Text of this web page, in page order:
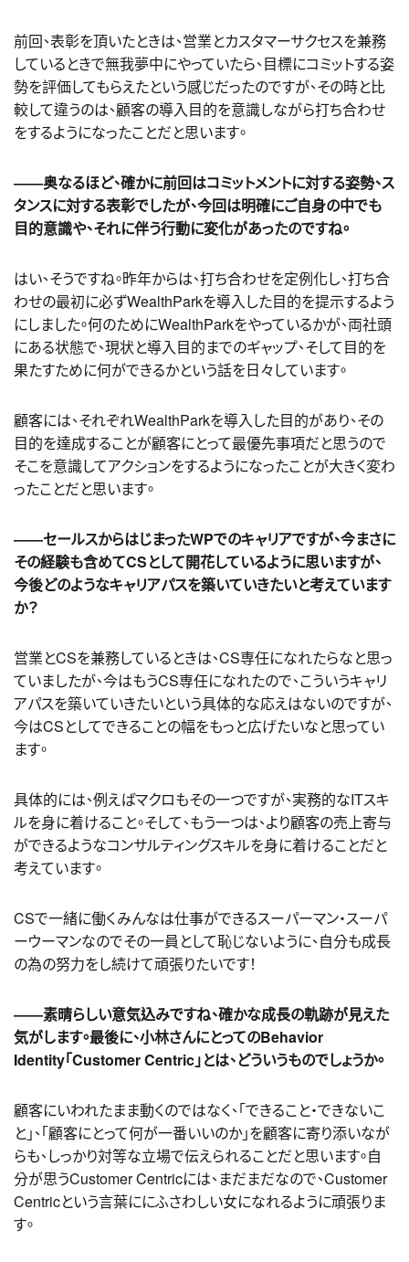
前回、表彰を頂いたときは、営業とカスタマーサクセスを兼務
しているときで無我夢中にやっていたら、目標にコミットする姿
勢を評価してもらえたという感じだったのですが、その時と比
較して違うのは、顧客の導入目的を意識しながら打ち合わせ
をするようになったことだと思います。
――奥なるほど、確かに前回はコミットメントに対する姿勢、ス
タンスに対する表彰でしたが、今回は明確にご自身の中でも
目的意識や、それに伴う行動に変化があったのですね。
はい、そうですね。昨年からは、打ち合わせを定例化し、打ち合
わせの最初に必ずWealthParkを導入した目的を提示するよう
にしました。何のためにWealthParkをやっているかが、両社頭
にある状態で、現状と導入目的までのギャップ、そして目的を
果たすために何ができるかという話を日々しています。
顧客には、それぞれWealthParkを導入した目的があり、その
目的を達成することが顧客にとって最優先事項だと思うので
そこを意識してアクションをするようになったことが大きく変わ
ったことだと思います。
――セールスからはじまったWPでのキャリアですが、今まさに
その経験も含めてCSとして開花しているように思いますが、
今後どのようなキャリアパスを築いていきたいと考えています
か？
営業とCSを兼務しているときは、CS専任になれたらなと思っ
ていましたが、今はもうCS専任になれたので、こういうキャリ
アパスを築いていきたいという具体的な応えはないのですが、
今はCSとしてできることの幅をもっと広げたいなと思ってい
ます。
具体的には、例えばマクロもその一つですが、実務的なITスキ
ルを身に着けること。そして、もう一つは、より顧客の売上寄与
ができるようなコンサルティングスキルを身に着けることだと
考えています。
CSで一緒に働くみんなは仕事ができるスーパーマン・スーパ
ーウーマンなのでその一員として恥じないように、自分も成長
の為の努力をし続けて頑張りたいです！
――素晴らしい意気込みですね、確かな成長の軌跡が見えた
気がします。最後に、小林さんにとってのBehavior
Identity「Customer Centric」とは、どういうものでしょうか。
顧客にいわれたまま動くのではなく、「できること・できないこ
と」、「顧客にとって何が一番いいのか」を顧客に寄り添いなが
らも、しっかり対等な立場で伝えられることだと思います。自
分が思うCustomer Centricには、まだまだなので、Customer
Centricという言葉ににふさわしい女になれるように頑張りま
す。